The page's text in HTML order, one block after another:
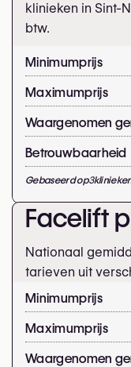
klinieken in Sint-
btw.
Minimumprijs
Maximumprijs
Waargenomen
Betrouwbaarheid
Gebaseerd op3
Facelift
Nationaal
tarieven uit
Minimumprijs
Maximumprijs
Waargenomen